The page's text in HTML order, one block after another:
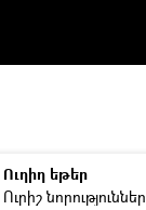
Ուղիղ եթեր
Ուրիշ նորություններ